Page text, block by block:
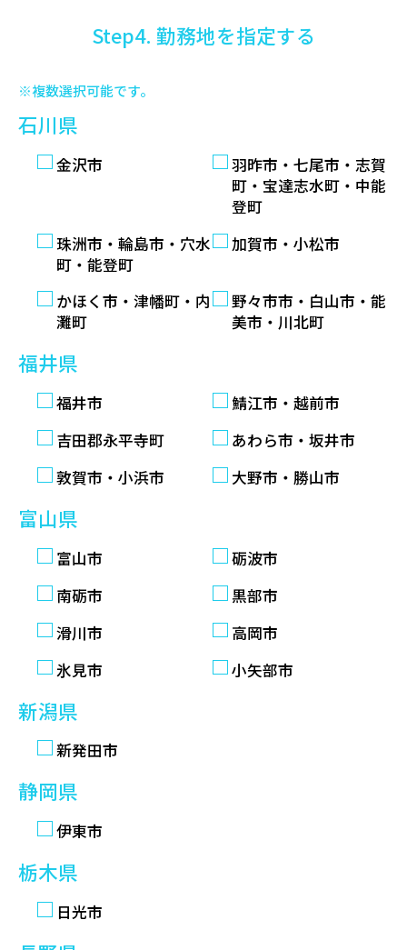
Step4. 勤務地を指定する
※複数選択可能です。
石川県
金沢市
羽昨市・七尾市・志賀
町・宝達志水町・中能
登町
珠洲市・輪島市・穴水
町・能登町
加賀市・小松市
かほく市・津幡町・内
灘町
野々市市・白山市・能
美市・川北町
福井県
福井市
鯖江市・越前市
吉田郡永平寺町
あわら市・坂井市
敦賀市・小浜市
大野市・勝山市
富山県
富山市
砺波市
南砺市
黒部市
滑川市
高岡市
氷見市
小矢部市
新潟県
新発田市
静岡県
伊東市
栃木県
日光市